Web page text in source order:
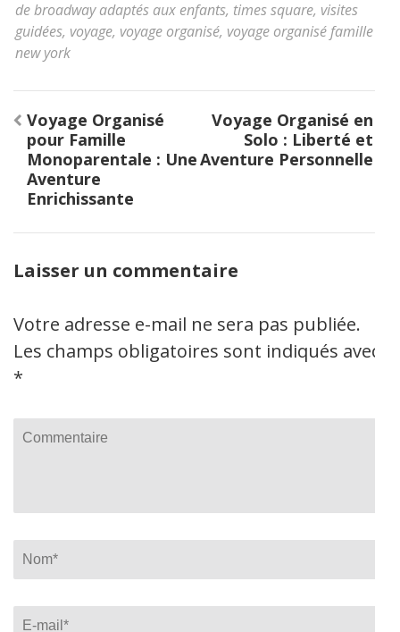
de broadway adaptés aux enfants, times square, visites
guidées, voyage, voyage organisé, voyage organisé famille
new york
Navigation
de
l’article
Voyage Organisé
pour Famille
Monoparentale : Une
Aventure
Enrichissante
Voyage Organisé en
Solo : Liberté et
Aventure Personnelle
Laisser un commentaire
Votre adresse e-mail ne sera pas publiée.
Les champs obligatoires sont indiqués avec
*
Commentaire
Name
Email*